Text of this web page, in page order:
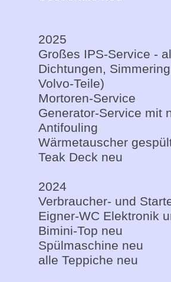
2025
Großes IPS-Service -
Dichtungen,
Volvo-Teile)
Mortoren-Service
Generator-Service mit
Antifouling
Wärmetauscher
Teak Deck neu
2024
Verbraucher- und
Eigner-WC Elektronik
Bimini-Top neu
Spülmaschine neu
alle Teppiche neu